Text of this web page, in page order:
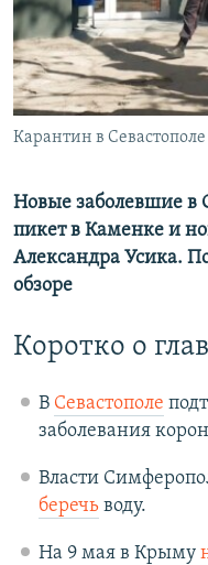
ПОБЕДИТЕЛЕЙ НЕ СУДЯТ?
КРЫМ.НЕПОКОРЕННЫЙ
ELIFBE
УКРАИНСКАЯ ПРОБЛЕМА
ПРИСОЕДИНЯЙТЕСЬ!
Все сайты RFE/RL
Карантин в Севастополе
Новые заболевшие в
пикет в Каменке и
Александра Усика.
обзоре
Коротко о
В Севастополе
заболевания
Власти
беречьводу.
На 9 мая в Крыму